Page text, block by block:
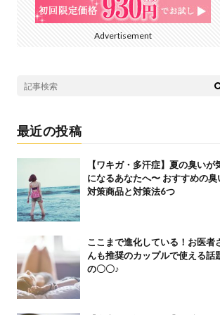
Advertisement
最近の投稿
【ワキガ・多汗症】夏の臭いが
になるあなたへ〜 おすすめの臭
対策商品と対策法6つ
ここまで進化している！お医者
んも推奨のカップルで使える話
の〇〇♪